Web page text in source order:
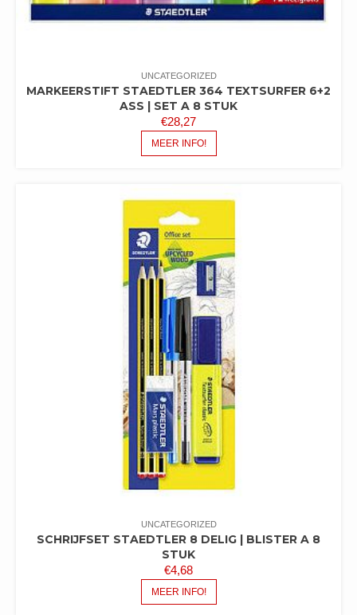
UNCATEGORIZED
MARKEERSTIFT STAEDTLER 364 TEXTSURFER 6+2
ASS | SET A 8 STUK
€28,27
MEER INFO!
UNCATEGORIZED
SCHRIJFSET STAEDTLER 8 DELIG | BLISTER A 8
STUK
€4,68
MEER INFO!